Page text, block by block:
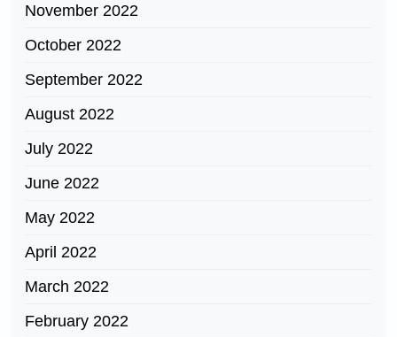
November 2022
October 2022
September 2022
August 2022
July 2022
June 2022
May 2022
April 2022
March 2022
February 2022